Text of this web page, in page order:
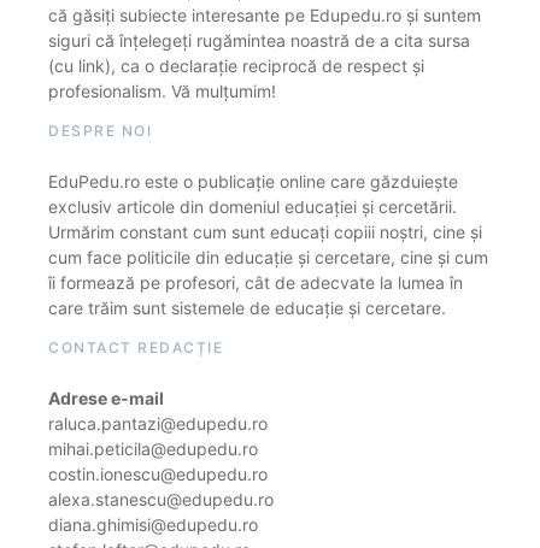
că găsiți subiecte interesante pe Edupedu.ro și suntem
siguri că înțelegeți rugămintea noastră de a cita sursa
(cu link), ca o declarație reciprocă de respect și
profesionalism. Vă mulțumim!
DESPRE NOI
EduPedu.ro este o publicație online care găzduiește
exclusiv articole din domeniul educației și cercetării.
Urmărim constant cum sunt educați copiii noștri, cine și
cum face politicile din educație și cercetare, cine și cum
îi formează pe profesori, cât de adecvate la lumea în
care trăim sunt sistemele de educație și cercetare.
CONTACT REDACȚIE
Adrese e-mail
raluca.pantazi@edupedu.ro
mihai.peticila@edupedu.ro
costin.ionescu@edupedu.ro
alexa.stanescu@edupedu.ro
diana.ghimisi@edupedu.ro